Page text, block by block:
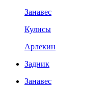
Занавес
Кулисы
Арлекин
Задник
Занавес